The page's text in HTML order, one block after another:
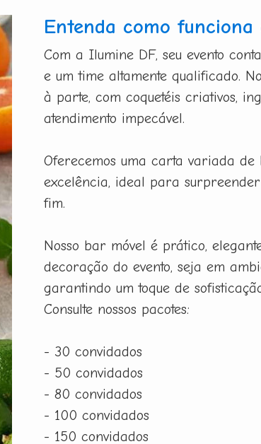
Entenda como
Com a Ilumine DF, seu evento
e um time altamente qualificado.
à parte, com coquetéis criativos,
atendimento impecável.
Oferecemos uma carta variada de
excelência, ideal para
fim.
Nosso bar móvel é prático,
decoração do evento, seja em
garantindo um toque de
Consulte nossos pacotes:
- 30 convidados
- 50 convidados
- 80 convidados
- 100 convidados
- 150 convidados